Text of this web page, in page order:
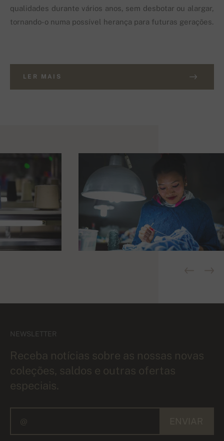
qualidades durante vários anos, sem desbotar ou alargar,
tornando-o numa possível herança para futuras gerações.
LER MAIS
NEWSLETTER
Receba notícias sobre as nossas novas
coleções, saldos e outras ofertas
especiais.